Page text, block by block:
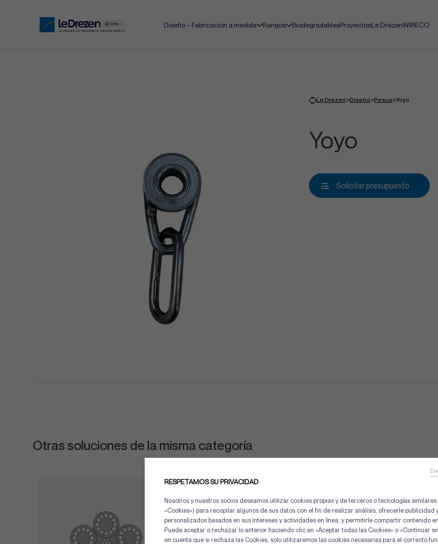
RESPETAMOS SU PRIVACIDAD
Nosotros y nuestros socios deseamos utilizar cookies propias y de terceros o tecnologías
«Cookies») para recopilar algunos de sus datos con el fin de realizar análisis, ofrecerle publicidad
personalizados basados en sus intereses y actividades en línea, y permitirle compartir contenido
Puede aceptar o rechazar lo anterior haciendo clic en «Aceptar todas las Cookies» o «Continuar
en cuenta que si rechaza las Cookies, solo utilizaremos las cookies necesarias para el correcto
Diseño – Fabricación a medida Rangos BiodegradablesProyectosLe DrezenWIRECO
Le Drezen>Diseño>Pesca>Yoyo
Yoyo
Solicitar presupuesto
Otras soluciones de la misma categoría